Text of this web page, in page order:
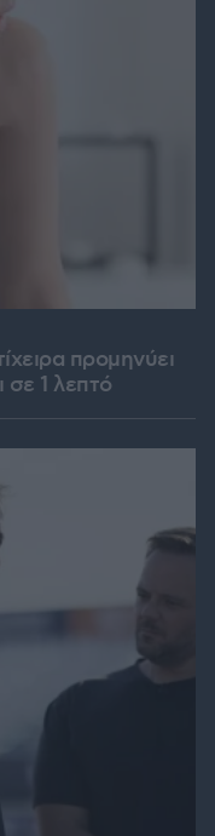
προμηνύει
σε 1 λεπτό